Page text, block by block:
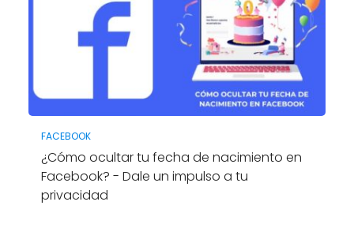
FACEBOOK
¿Cómo ocultar tu fecha de nacimiento en
Facebook? - Dale un impulso a tu
privacidad